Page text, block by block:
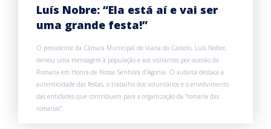
Luís Nobre: “Ela está aí e vai ser
uma grande festa!”
O presidente da Câmara Municipal de Viana do Castelo, Luís Nobre,
deixou uma mensagem à população e aos visitantes por ocasião da
Romaria em Honra de Nossa Senhora d’Agonia. O autarca destaca a
autenticidade das festas, o trabalho dos voluntários e o envolvimento
das entidades que contribuem para a organização da “romaria das
romarias”.